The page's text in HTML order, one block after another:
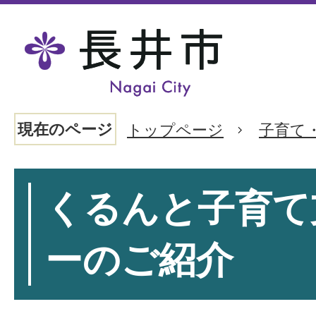
現在のページ トップページ 子育て
くるんと子育
ーのご紹介